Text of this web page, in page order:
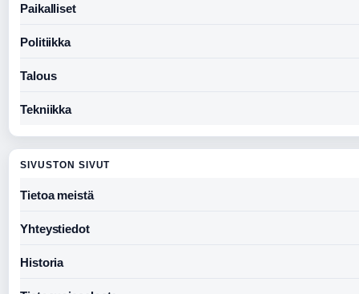
Paikalliset
Politiikka
Talous
Tekniikka
SIVUSTON SIVUT
Tietoa meistä
Yhteystiedot
Historia